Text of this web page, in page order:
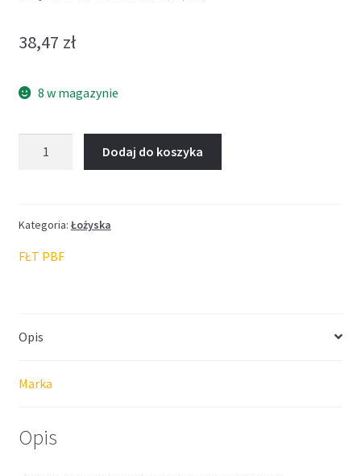
38,47 zł
8 w magazynie
Dodaj do koszyka
Kategoria: Łożyska
FŁT PBF
Opis
Marka
Opis